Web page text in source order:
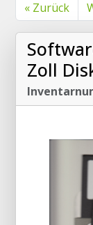
« Zurück
Zoll